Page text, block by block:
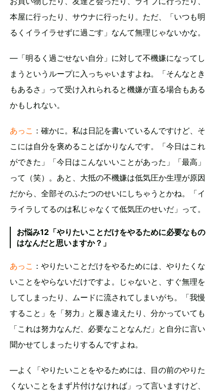
本屋に行ったり、サウナに行ったり。ただ、「いつも明
るくイライラせずに過ごす」なんて無理じゃないかな。
―「明るく過ごせない自分」に対して不機嫌になってし
まうというループに入っちゃいますよね。「そんなとき
もあるさ」って受け入れられると機嫌が直る場合もある
かもしれない。
あっこ ：確かに。私は日記を書いているんですけど、そ
こには自分を褒めることばかりなんです。「今日はこれ
ができた」「今日はこんないいことがあった」「最高」
って（笑）。あと、大抵の不機嫌は低気圧か生理が原因
だから、全部そのふたつのせいにしちゃうとかね。「イ
ライラしてるのは私じゃなくて低気圧のせいだ」って。
お悩み12「やりたいことだけをやるために必要なもの
はなんだと思いますか？」
あっこ ：やりたいことだけをやるためには、やりたくな
いことをやらないだけですよ。じゃないと、すぐ無理を
してしまったり、ムードに流されてしまいがち。「我慢
すること」を「努力」と履き違えたり、分かっていても
「これは努力なんだ、必要なことなんだ」と自分に言い
聞かせてしまったりするんですよね。
―よく「やりたいことをやるためには、目の前のやりた
くないことをまず片付けなければ」って言いますけど、